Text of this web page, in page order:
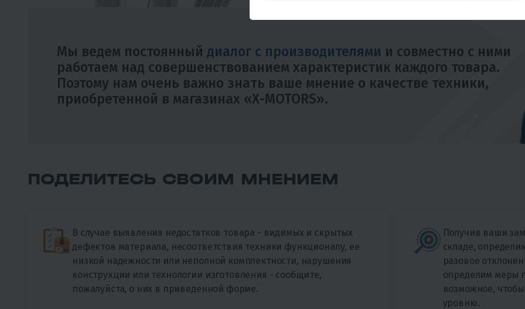
Мы ведем постоянный диалог с производителями и совместно с ними
работаем над совершенствованием характеристик каждого товара.
Поэтому нам очень важно знать ваше мнение о качестве техники,
приобретенной в магазинах «Х-MOTORS».
ПОДЕЛИТЕСЬ СВОИМ МНЕНИЕМ
В случае выявления недостатков товара - видимых и скрытых
дефектов материала, несоответствия техники функционалу, ее
низкой надежности или неполной комплектности, нарушения
конструкции или технологии изготовления - сообщите,
пожалуйста, о них в приведенной форме.
Получив ваши
складе,
разовое
определим меры
возможное,
уровню.